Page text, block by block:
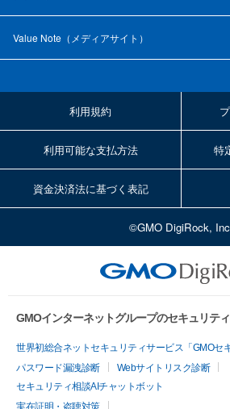
Value Note（ メディアサイト ）
利用規約
利用可能な支払方法 特
資金決済法に基づく表記
©GMO DigiRock,
GMOインターネットグループのセキュリテ
世界初総合ネットセキュリティサービス「GMOセ
パスワード漏洩診断
Webサイトリスク診断
セキュリティ相談AIチャットボット
実在証明・盗聴対策